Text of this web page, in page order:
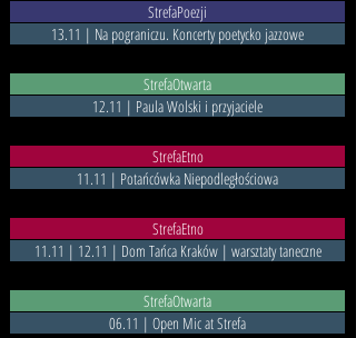
StrefaPoezji
13.11 | Na pograniczu. Koncerty poetycko jazzowe
StrefaOtwarta
12.11 | Paula Wolski i przyjaciele
StrefaEtno
11.11 | Potańcówka Niepodległościowa
StrefaEtno
11.11 | 12.11 | Dom Tańca Kraków | warsztaty taneczne
StrefaOtwarta
06.11 | Open Mic at Strefa